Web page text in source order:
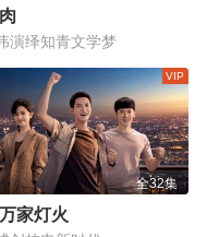
演绎知青文学梦
全32集
家灯火